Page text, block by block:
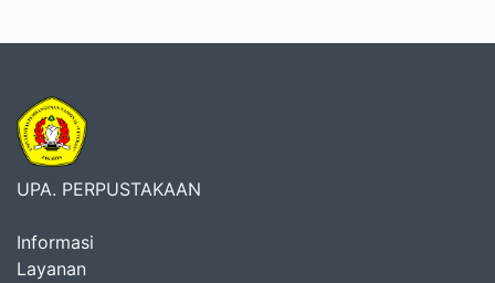
UPA. PERPUSTAKAAN
Informasi
Layanan